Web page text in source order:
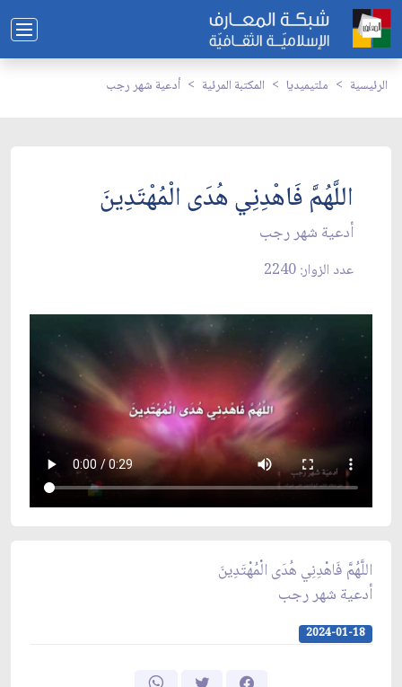
الرئيسية ملتيميديا المكتبة المرئية أدعية شهر رجب
اللَّهُمَّ فَاهْدِنِي هُدَى الْمُهْتَدِينَ
أدعية شهر رجب
عدد الزوار: 2240
اللَّهُمَّ فَاهْدِنِي هُدَى الْمُهْتَدِينَ
أدعية شهر رجب
2024-01-18